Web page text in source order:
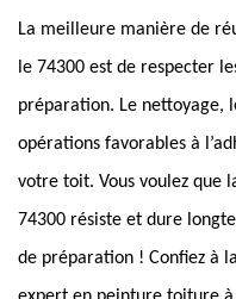
La meilleure manière de
le 74300 est de respecter
préparation. Le nettoyage,
opérations favorables à
votre toit. Vous voulez que
74300 résiste et dure
de préparation ! Confiez à